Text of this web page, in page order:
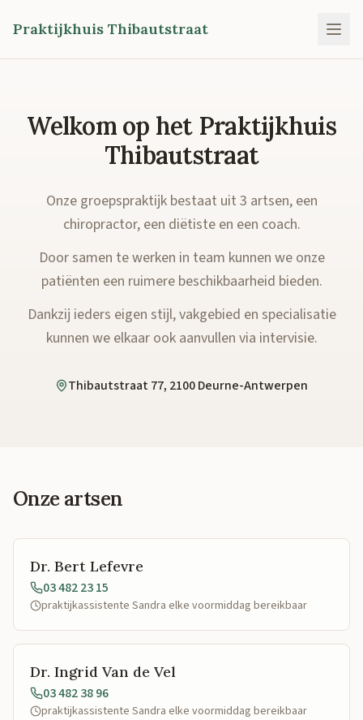
Praktijkhuis Thibautstraat
Welkom op het Praktijkhuis
Thibautstraat
Onze groepspraktijk bestaat uit 3 artsen, een
chiropractor, een diëtiste en een coach.
Door samen te werken in team kunnen we onze
patiënten een ruimere beschikbaarheid bieden.
Dankzij ieders eigen stijl, vakgebied en specialisatie
kunnen we elkaar ook aanvullen via intervisie.
Thibautstraat 77, 2100 Deurne-Antwerpen
Onze artsen
Dr. Bert Lefevre
03 482 23 15
praktijkassistente Sandra elke voormiddag bereikbaar
Dr. Ingrid Van de Vel
03 482 38 96
praktijkassistente Sandra elke voormiddag bereikbaar